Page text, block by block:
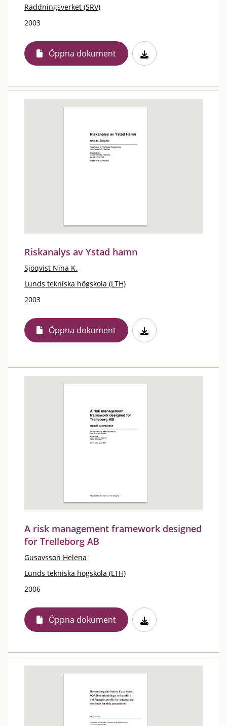
Räddningsverket (SRV)
2003
Öppna dokument
Riskanalys av Ystad hamn
Sjöqvist Nina K.
Lunds tekniska högskola (LTH)
2003
Öppna dokument
A risk management framework designed
for Trelleborg AB
Gusavsson Helena
Lunds tekniska högskola (LTH)
2006
Öppna dokument